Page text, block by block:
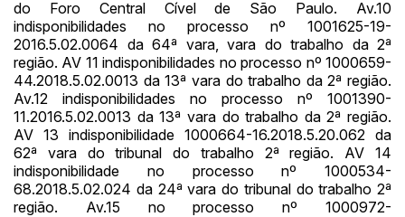
do Foro Central Cível de São Paulo. Av.10
indisponibilidades no processo nº 1001625-19-
2016.5.02.0064 da 64ª vara, vara do trabalho da 2ª
região. AV 11 indisponibilidades no processo nº 1000659-
44.2018.5.02.0013 da 13ª vara do trabalho da 2ª região.
Av.12 indisponibilidades no processo nº 1001390-
11.2016.5.02.0013 da 13ª vara do trabalho da 2ª região.
AV 13 indisponibilidade 1000664-16.2018.5.20.062 da
62ª vara do tribunal do trabalho 2ª região. AV 14
indisponibilidade no processo nº 1000534-
68.2018.5.02.024 da 24ª vara do tribunal do trabalho 2ª
região. Av.15 no processo nº 1000972-